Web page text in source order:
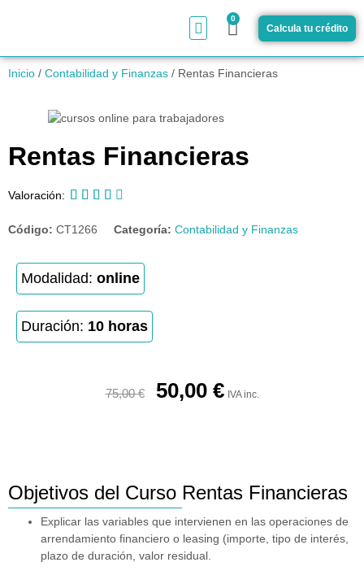
0
Calcula tu crédito
Inicio / Contabilidad y Finanzas / Rentas Financieras
Rentas Financieras
Valoración:     
Código: CT1266 Categoría: Contabilidad y Finanzas
Modalidad: online
Duración: 10 horas
75,00€ 50,00 € IVA inc.
Objetivos del Curso Rentas Financieras
Explicar las variables que intervienen en las operaciones de
arrendamiento financiero o leasing (importe, tipo de interés,
plazo de duración, valor residual.